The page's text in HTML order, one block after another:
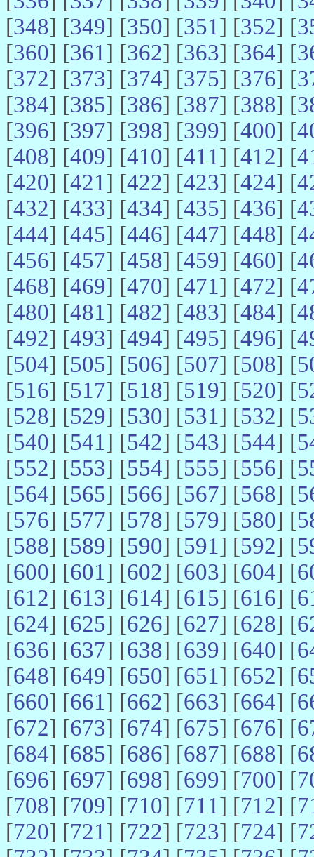
[348] [349] [350] [351] [352] [
[360] [361] [362] [363] [364] [
[372] [373] [374] [375] [376] [
[384] [385] [386] [387] [388] [
[396] [397] [398] [399] [400] [
[408] [409] [410] [411] [412] [
[420] [421] [422] [423] [424] [
[432] [433] [434] [435] [436] [
[444] [445] [446] [447] [448] [
[456] [457] [458] [459] [460] [
[468] [469] [470] [471] [472] [
[480] [481] [482] [483] [484] [
[492] [493] [494] [495] [496] [
[504] [505] [506] [507] [508] [
[516] [517] [518] [519] [520] [
[528] [529] [530] [531] [532] [
[540] [541] [542] [543] [544] [
[552] [553] [554] [555] [556] [
[564] [565] [566] [567] [568] [
[576] [577] [578] [579] [580] [
[588] [589] [590] [591] [592] [
[600] [601] [602] [603] [604] [
[612] [613] [614] [615] [616] [
[624] [625] [626] [627] [628] [
[636] [637] [638] [639] [640] [
[648] [649] [650] [651] [652] [
[660] [661] [662] [663] [664] [
[672] [673] [674] [675] [676] [
[684] [685] [686] [687] [688] [
[696] [697] [698] [699] [700] [
[708] [709] [710] [711] [712] [
[720] [721] [722] [723] [724] [